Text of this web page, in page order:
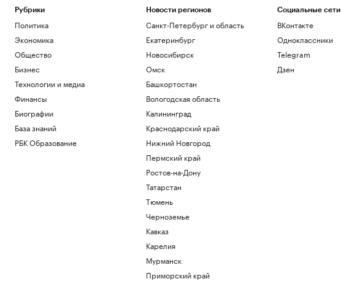
Объем параллельного импорта в
Россию сократился на 23% за полгода
Экономика
Суд Петербурга вынес приговор экс-
главе НИИ вакцин и сывороток Трухину
Общество
Загрузить еще
Рубрики
Политика
Экономика
Общество
Бизнес
Технологии и медиа
Финансы
Биографии
База знаний
РБК Образование
Новости регионов
Санкт-Петербург и область
Екатеринбург
Новосибирск
Омск
Башкортостан
Вологодская область
Калининград
Краснодарский край
Нижний Новгород
Пермский край
Ростов-на-Дону
Татарстан
Тюмень
Черноземье
Кавказ
Карелия
Мурманск
Приморский край
Социальные сети
ВКонтакте
Одноклассники
Telegram
Дзен